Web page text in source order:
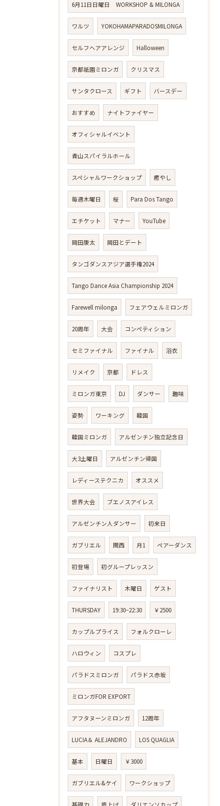
6月11日日曜日 WORKSHOP & MILONGA
ワルツ YOKOHAMAPARADOSMILONGA
セルフヘアアレンジ Halloween
京都祇園ミロンガ クリスマス
サンタクロース ギフト バースデー
おすすめ ナイトファイヤー
オフィシャルイベント
青山スパイラルホール
スペシャルワークショップ 癒やし
毎週木曜日 桜 Para Dos Tango
エチケット マナー YouTube
岡田康太 岡田とデート
タンゴダンスアジア選手権2024
Tango Dance Asia Championship 2024
Farewell milonga フェアウェルミロンガ
20周年 大会 コンペティション
セミファイナル ファイナル 浴衣
リメイク 京都 ドレス
ミロンガ東京 DJ ダンサー 趣味
姿勢 ワーキング 韓国
韓国ミロンガ アルゼンチン独立記念日
大3土曜日 アルゼンチン帰国
レディーステクニカ オススメ
世界大会 ブエノスアイレス
アルゼンチン人ダンサー 初来日
ガブリエル 関西 月1 ペアーダンス
初登場 初グループレッスン
ファイナリスト 木曜日 ゲスト
THURSDAY 19:30−22:30 ￥2500
カップルプライス フォルクローレ
ハロウィン コスプレ
パラドスミロンガ パラドス赤坂
ミロンガFOR EXPORT
アフタヌーンミロンガ 12周年
LUCIA＆ ALEJANDRO LOS QUAGLIA
基本 日曜日 ￥3000
ガブリエル&ケイ ワークショップ